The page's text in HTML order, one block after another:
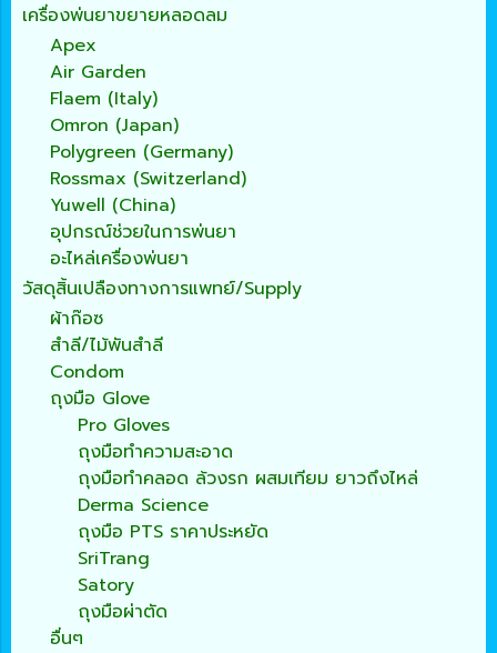
เครื่องพ่นยาขยายหลอดลม
Apex
Air Garden
Flaem (Italy)
Omron (Japan)
Polygreen (Germany)
Rossmax (Switzerland)
Yuwell (China)
อุปกรณ์ช่วยในการพ่นยา
อะไหล่เครื่องพ่นยา
วัสดุสิ้นเปลืองทางการแพทย์/Supply
ผ้าก๊อซ
สำลี/ไม้พันสำลี
Condom
ถุงมือ Glove
Pro Gloves
ถุงมือทำความสะอาด
ถุงมือทำคลอด ล้วงรก ผสมเทียม ยาวถึงไหล่
Derma Science
ถุงมือ PTS ราคาประหยัด
SriTrang
Satory
ถุงมือผ่าตัด
อื่นๆ